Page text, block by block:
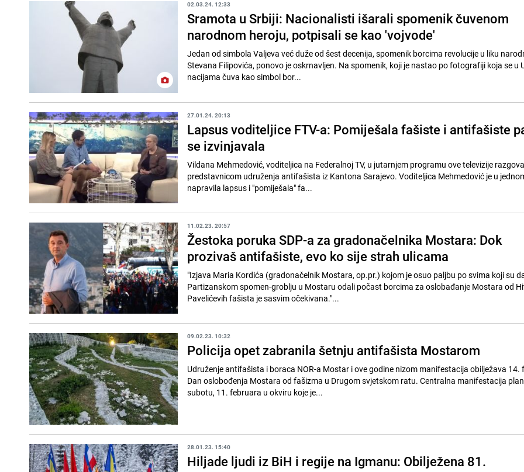
02.03.24. 12:33
Sramota u Srbiji: Nacionalisti išarali spomenik čuvenom
narodnom heroju, potpisali se kao 'vojvode'
Jedan od simbola Valjeva već duže od šest decenija, spomenik borcima revolucije u liku
Stevana Filipovića, ponovo je oskrnavljen. Na spomenik, koji je nastao po fotografiji koja se u
nacijama čuva kao simbol bor...
27.01.24. 20:13
Lapsus voditeljice FTV-a: Pomiješala fašiste i antifašiste
se izvinjavala
Vildana Mehmedović, voditeljica na Federalnoj TV, u jutarnjem programu ove televizije
predstavnicom udruženja antifašista iz Kantona Sarajevo. Voditeljica Mehmedović je u
napravila lapsus i "pomiješala" fa...
11.02.23. 20:57
Žestoka poruka SDP-a za gradonačelnika Mostara: Dok
prozivaš antifašiste, evo ko sije strah ulicama
"Izjava Maria Kordića (gradonačelnik Mostara, op.pr.) kojom je osuo paljbu po svima koji su
Partizanskom spomen-groblju u Mostaru odali počast borcima za oslobađanje Mostara od
Pavelićevih fašista je sasvim očekivana."...
09.02.23. 10:32
Policija opet zabranila šetnju antifašista Mostarom
Udruženje antifašista i boraca NOR-a Mostar i ove godine nizom manifestacija obilježava 14.
Dan oslobođenja Mostara od fašizma u Drugom svjetskom ratu. Centralna manifestacija
subotu, 11. februara u okviru koje je...
28.01.23. 15:40
Hiljade ljudi iz BiH i regije na Igmanu: Obilježena 81.